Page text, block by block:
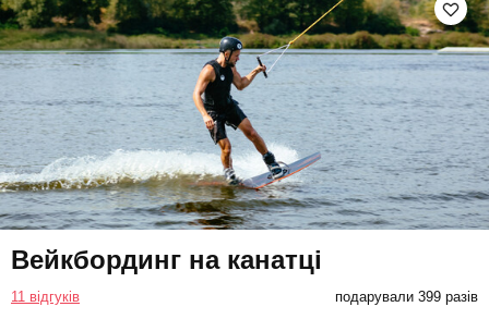
Вейкбординг на канатці
11 відгуків подарували 399 разів